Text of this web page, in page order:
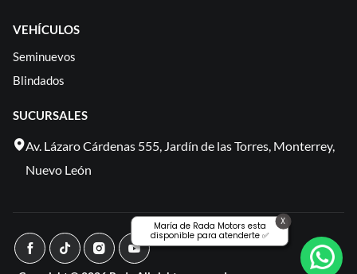
VEHÍCULOS
Seminuevos
Blindados
SUCURSALES
Av. Lázaro Cárdenas 555, Jardín de las Torres, Monterrey,
Nuevo León
María de Rada Motors esta
disponible para atenderte ✅
X